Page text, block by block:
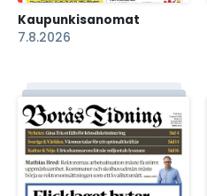
Kaupunkisanomat
7.8.2026